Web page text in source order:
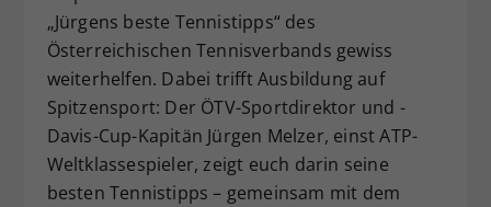
„Jürgens beste Tennistipps“ des
Österreichischen Tennisverbands gewiss
weiterhelfen. Dabei trifft Ausbildung auf
Spitzensport: Der ÖTV-Sportdirektor und -
Davis-Cup-Kapitän Jürgen Melzer, einst ATP-
Weltklassespieler, zeigt euch darin seine
besten Tennistipps – gemeinsam mit dem
Zweck
Dieser Wert speichert Ihre Consent-
Einstellungen. Unter anderem eine
zufällig generierte ID, für die
historische Speicherung Ihrer
vorgenommen Einstellungen, falls der
Webseiten-Betreiber dies eingestellt
hat.